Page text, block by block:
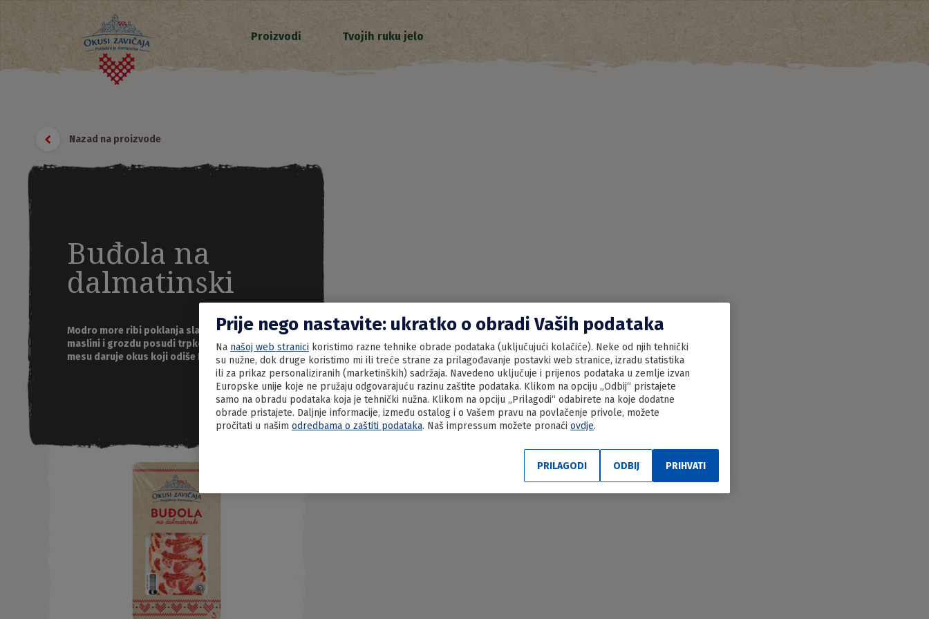
Proizvodi Tvojih ruku jelo
Buđola na
dalmatinski
Modro more ribi poklanja slanoću, zemlja
maslini i grozdu posudi trpkost, a surovi vjetar
mesu daruje okus koji odiše Dalmacijom.
Nazad na proizvode
Prije nego nastavite: ukratko o obradi Vaših podataka
Na našoj web stranici koristimo razne tehnike obrade podataka (uključujući kolačiće). Neke od njih tehnički
su nužne, dok druge koristimo mi ili treće strane za prilagođavanje postavki web stranice, izradu statistika
ili za prikaz personaliziranih (marketinških) sadržaja. Navedeno uključuje i prijenos podataka u zemlje izvan
Europske unije koje ne pružaju odgovarajuću razinu zaštite podataka. Klikom na opciju „Odbij“ pristajete
samo na obradu podataka koja je tehnički nužna. Klikom na opciju „Prilagodi“ odabirete na koje dodatne
obrade pristajete. Daljnje informacije, između ostalog i o Vašem pravu na povlačenje privole, možete
pročitati u našim odredbama o zaštiti podataka. Naš impressum možete pronaći ovdje.
ODBIJ PRIHVATI
PRILAGODI